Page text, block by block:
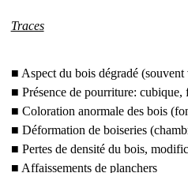
Traces
■ Aspect du bois dégradé
■ Présence de pourriture: cubique,
■ Coloration anormale des bois
■ Déformation de boiseries
■ Pertes de densité du bois,
■ Affaissements de planchers